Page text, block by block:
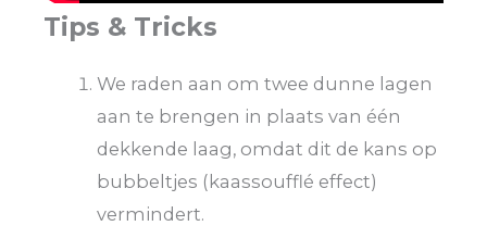
Tips & Tricks
We raden aan om twee dunne lagen
aan te brengen in plaats van één
dekkende laag, omdat dit de kans op
bubbeltjes (kaassoufflé effect)
vermindert.